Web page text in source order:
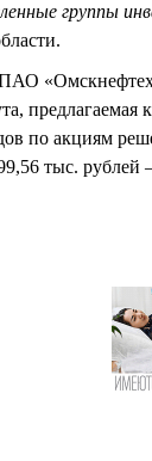
группы
по акциям
тыс. рублей